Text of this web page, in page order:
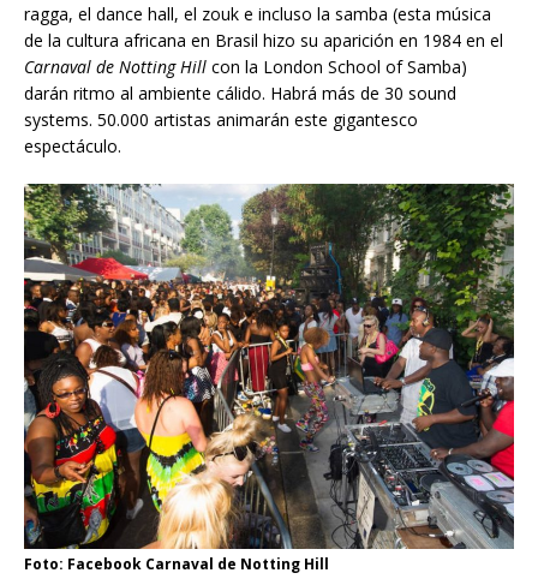
ragga, el dance hall, el zouk e incluso la samba (esta música
de la cultura africana en Brasil hizo su aparición en 1984 en el
Carnaval de Notting Hill con la London School of Samba)
darán ritmo al ambiente cálido. Habrá más de 30 sound
systems. 50.000 artistas animarán este gigantesco
espectáculo.
Foto: Facebook Carnaval de Notting Hill